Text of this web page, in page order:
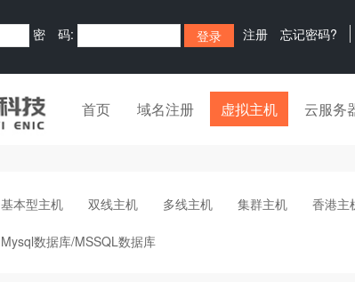
密 码: 注册 忘记密码?
首页 域名注册 虚拟主机 云服务
基本型主机 双线主机 多线主机 集群主机 香港主
Mysql数据库/MSSQL数据库